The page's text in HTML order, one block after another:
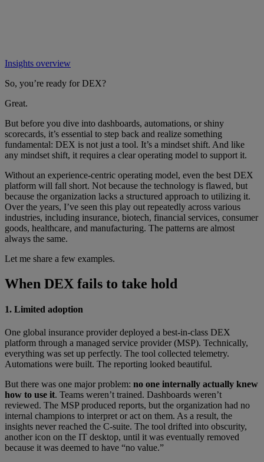
Insights overview
So, you’re ready for DEX?
Great.
But before you dive into dashboards, automations, or shiny
scorecards, it’s essential to step back and realize something
fundamental: DEX is not just a tool. It’s a mindset shift. And like
any mindset shift, it requires a clear operating model to support it.
Without an experience-centric operating model, even the best DEX
platform will fall short. Not because the technology is flawed, but
because the organization lacks a structured approach to utilizing it.
Over the years, I’ve seen this play out repeatedly across various
industries, including insurance, biotech, financial services, consumer
goods, healthcare, and manufacturing. The patterns are almost
always the same.
Let me share a few examples.
When DEX fails to take hold
1. Limited adoption
One global insurance provider deployed a best-in-class DEX
platform through a managed service provider (MSP). Technically,
everything was set up perfectly. The tool collected telemetry.
Automations were built. The reporting looked beautiful.
But there was one major problem: no one internally actually knew
how to use it. Teams weren’t trained. Dashboards weren’t
reviewed. The MSP produced reports, but the organization had no
internal champions to interpret or act on them. As a result, the
insights never reached the C-suite. The tool drifted into obscurity,
another icon on the IT desktop, until it was eventually removed
because it was deemed to have “no value.”